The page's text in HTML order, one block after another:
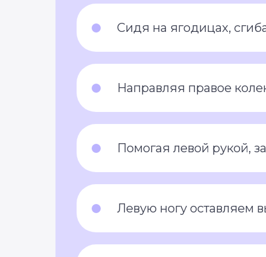
Сидя на ягодицах,
Направляя правое
Помогая левой рукой,
Левую ногу оставляем